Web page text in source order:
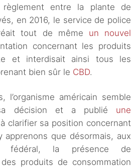
entre la plante de
en 2016, le service de police
tout de même un nouvel
concernant les produits
et interdisait ainsi tous les
bien sûr le CBD.
l’organisme américain semble
décision et a publié une
clarifier sa position concernant
apprenons que désormais, aux
fédéral, la présence de
produits de consommation